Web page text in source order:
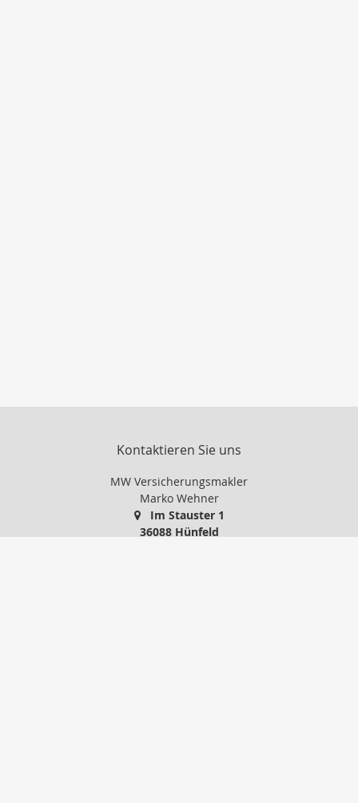
Kontaktieren Sie uns
MW Versicherungsmakler
Marko Wehner
Im Stauster 1
36088 Hünfeld